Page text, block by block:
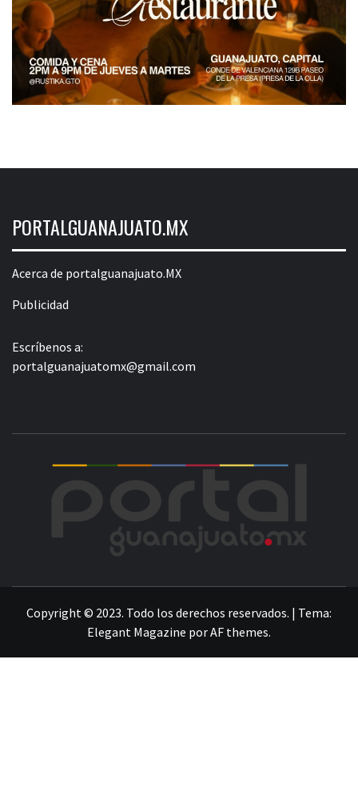
PORTALGUANAJUATO.MX
Acerca de portalguanajuato.MX
Publicidad
Escríbenos a:
portalguanajuatomx@gmail.com
Copyright © 2023. Todo los derechos reservados. | Tema:
Elegant Magazine porAF themes.